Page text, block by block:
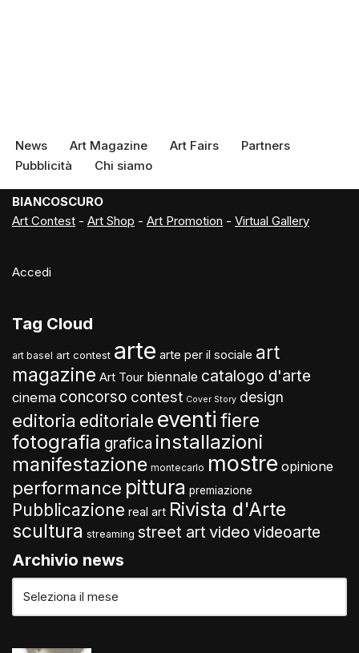
News Art Magazine Art Fairs
Partners
Pubblicità
Chi siamo
BIANCOSCURO
Art Contest - Art Shop - Art Promotion - Virtual Gallery
Accedi
Tag Cloud
art basel art contest arte arte per il sociale art
magazine Art Tour biennale catalogo d'arte
cinema concorso contest Cover Story design
editoria editoriale eventi fiere
fotografia grafica installazioni
manifestazione montecarlo mostre opinione
performance pittura premiazione
Pubblicazione real art Rivista d'Arte
scultura streaming street art video videoarte
Archivio news